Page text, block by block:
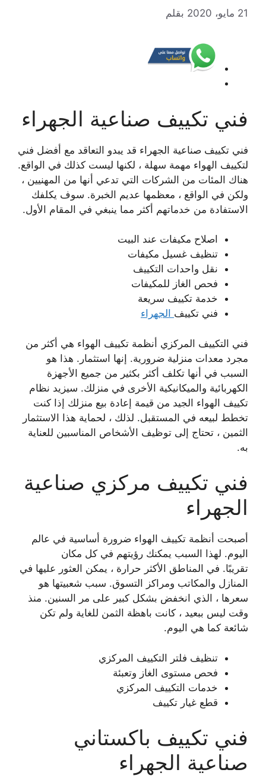
21 مايو، 2020 بقلم
فني تكييف صناعية الجهراء
فني تكييف صناعية الجهراء قد يبدو التعاقد مع أفضل فني
لتكييف الهواء مهمة سهلة ، لكنها ليست كذلك في الواقع.
هناك المئات من الشركات التي تدعي أنها من المهنيين ،
ولكن في الواقع ، معظمها عديم الخبرة. سوف يكلفك
الاستفادة من خدماتهم أكثر مما ينبغي في المقام الأول.
اصلاح مكيفات عند البيت
تنظيف غسيل مكيفات
نقل واحدات التكييف
فحص الغاز للمكيفات
خدمة تكييف سريعة
فني تكييف الجهراء
فني التكييف المركزي أنظمة تكييف الهواء هي أكثر من
مجرد معدات منزلية ضرورية. إنها استثمار. هذا هو
السبب في أنها تكلف أكثر بكثير من جميع الأجهزة
الكهربائية والميكانيكية الأخرى في منزلك. سيزيد نظام
تكييف الهواء الجيد من قيمة إعادة بيع منزلك إذا كنت
تخطط لبيعه في المستقبل. لذلك ، لحماية هذا الاستثمار
الثمين ، تحتاج إلى توظيف الأشخاص المناسبين للعناية
به.
فني تكييف مركزي صناعية
الجهراء
أصبحت أنظمة تكييف الهواء ضرورة أساسية في عالم
اليوم. لهذا السبب يمكنك رؤيتهم في كل مكان
تقريبًا. في المناطق الأكثر حرارة ، يمكن العثور عليها في
المنازل والمكاتب ومراكز التسوق. سبب شعبيتها هو
سعرها ، الذي انخفض بشكل كبير على مر السنين. منذ
وقت ليس ببعيد ، كانت باهظة الثمن للغاية ولم تكن
شائعة كما هي اليوم.
تنظيف فلتر التكييف المركزي
فحص مستوى الغاز وتعبئة
خدمات التكييف المركزي
قطع غيار تكييف
فني تكييف باكستاني
صناعية الجهراء